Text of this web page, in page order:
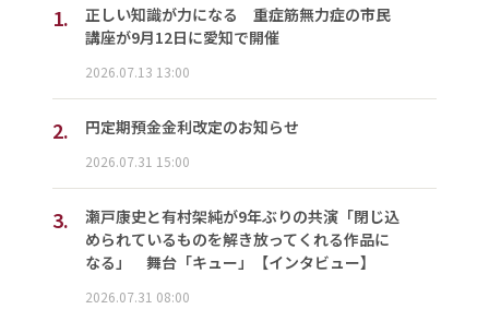
1.
正しい知識が力になる 重症筋無力症の市民
講座が9月12日に愛知で開催
2026.07.13 13:00
2. 円定期預金金利改定のお知らせ
2026.07.31 15:00
3.
瀬戸康史と有村架純が9年ぶりの共演「閉じ込
められているものを解き放ってくれる作品に
なる」 舞台「キュー」【インタビュー】
2026.07.31 08:00